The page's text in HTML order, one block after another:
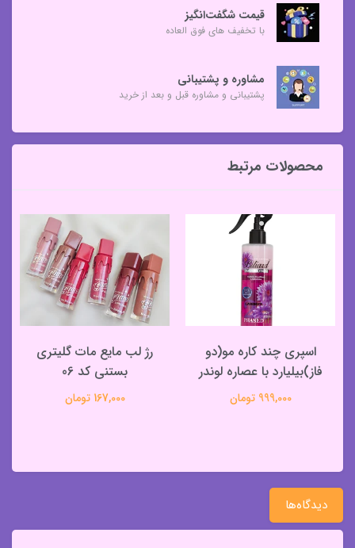
قیمت شگفت‌انگیز
با تخفیف های فوق العاده
مشاوره و پشتیبانی
پشتیبانی و مشاوره قبل و بعد از خرید
محصولات مرتبط
اسپری چند کاره مو(دو
فاز)بیلیارد با عصاره لوندر
999,000 تومان
رژ لب مایع مات گلیتری
بستنی کد 06
167,000 تومان
دیدگاه‌ها